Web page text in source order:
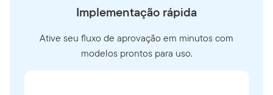
Implementação rápida
Ative seu fluxo de aprovação em minutos com
modelos prontos para uso.